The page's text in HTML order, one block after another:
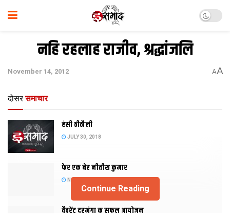
नहि रहलाह राजीव, श्रद्धांजलि
November 14, 2012 AA
दोसर समाचार
हंसी ठीठौली
JULY 30, 2018
फेर एक बेर नीतीश कुमार
NOVEMBER 20, 2015
वैवरेंट दरभंगा क सफल आयोजन
Continue Reading